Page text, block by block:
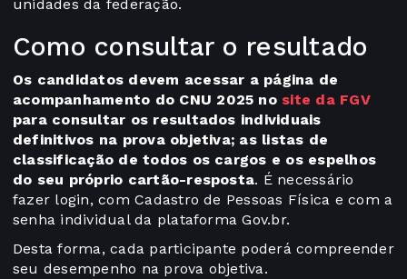
unidades da federação.
Como consultar o resultado
Os candidatos devem acessar a página de
acompanhamento do CNU 2025 no site da FGV
para consultar os resultados individuais
definitivos na prova objetiva; as listas de
classificação de todos os cargos e os espelhos
do seu próprio cartão-resposta. É necessário
fazer login, com Cadastro de Pessoas Física e com a
senha individual da plataforma Gov.br.
Desta forma, cada participante poderá compreender
seu desempenho na prova objetiva.